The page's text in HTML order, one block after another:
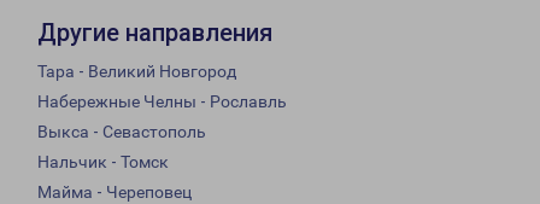
Другие направления
Тара - Великий Новгород
Набережные Челны - Рославль
Выкса - Севастополь
Нальчик - Томск
Майма - Череповец